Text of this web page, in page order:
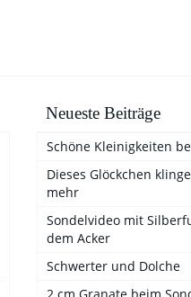
Neueste Beiträge
Schöne Kleinigkeiten
Dieses Glöckchen
mehr
Sondelvideo mit
dem Acker
Schwerter und Dolche
2 cm Granate beim